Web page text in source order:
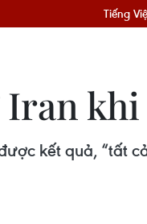
Tiếng
Iran
kết quả, “tất